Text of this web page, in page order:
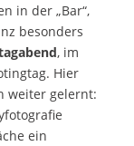
in der „Bar“,
besonders
, im
Hier
weiter gelernt:
ein